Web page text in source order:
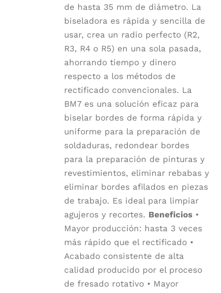
de hasta 35 mm de diámetro. La
biseladora es rápida y sencilla de
usar, crea un radio perfecto (R2,
R3, R4 o R5) en una sola pasada,
ahorrando tiempo y dinero
respecto a los métodos de
rectificado convencionales. La
BM7 es una solución eficaz para
biselar bordes de forma rápida y
uniforme para la preparación de
soldaduras, redondear bordes
para la preparación de pinturas y
revestimientos, eliminar rebabas y
eliminar bordes afilados en piezas
de trabajo. Es ideal para limpiar
agujeros y recortes. Beneficios •
Mayor producción: hasta 3 veces
más rápido que el rectificado •
Acabado consistente de alta
calidad producido por el proceso
de fresado rotativo • Mayor